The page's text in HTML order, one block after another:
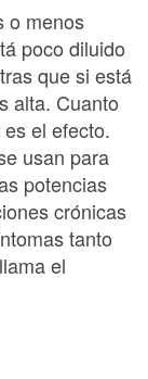
o menos
poco diluido
que si está
alta. Cuanto
el efecto.
usan para
potencias
crónicas
tanto
el